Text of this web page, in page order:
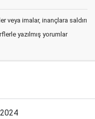
veya imalar, inançlara saldırı
yazılmış yorumlar